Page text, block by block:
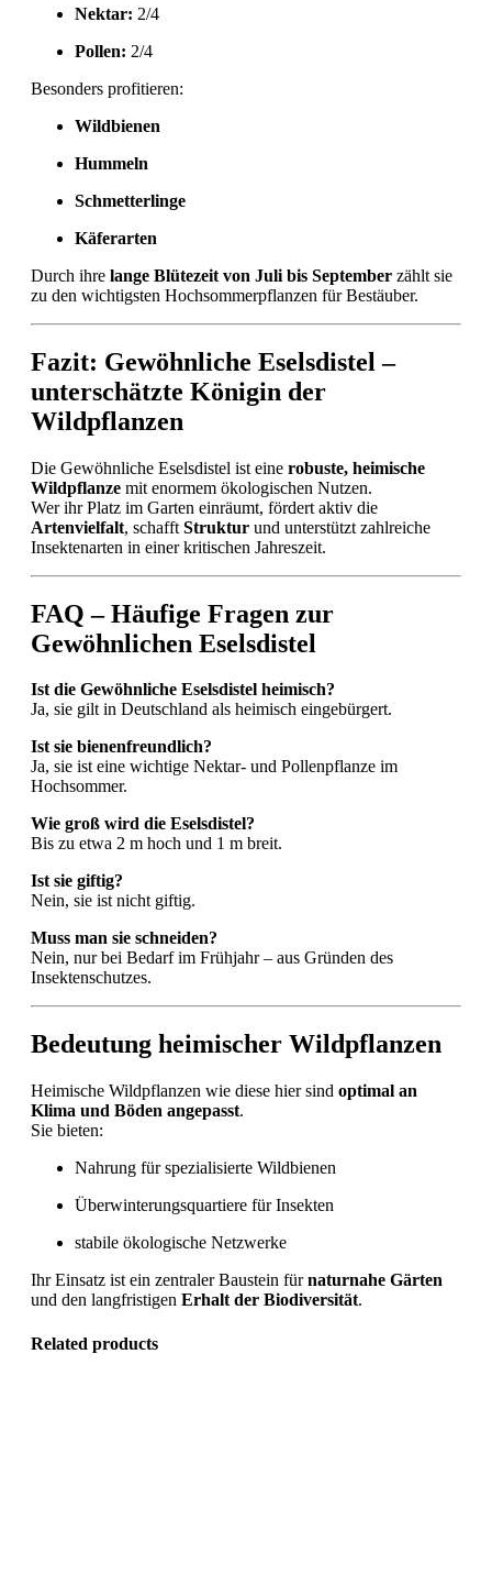
Nektar: 2/4
Pollen: 2/4
Besonders profitieren:
Wildbienen
Hummeln
Schmetterlinge
Käferarten
Durch ihre lange Blütezeit von Juli bis September zählt sie
zu den wichtigsten Hochsommerpflanzen für Bestäuber.
Fazit: Gewöhnliche Eselsdistel –
unterschätzte Königin der
Wildpflanzen
Die Gewöhnliche Eselsdistel ist eine robuste, heimische
Wildpflanze mit enormem ökologischen Nutzen.
Wer ihr Platz im Garten einräumt, fördert aktiv die
Artenvielfalt, schafft Struktur und unterstützt zahlreiche
Insektenarten in einer kritischen Jahreszeit.
FAQ – Häufige Fragen zur
Gewöhnlichen Eselsdistel
Ist die Gewöhnliche Eselsdistel heimisch?
Ja, sie gilt in Deutschland als heimisch eingebürgert.
Ist sie bienenfreundlich?
Ja, sie ist eine wichtige Nektar- und Pollenpflanze im
Hochsommer.
Wie groß wird die Eselsdistel?
Bis zu etwa 2 m hoch und 1 m breit.
Ist sie giftig?
Nein, sie ist nicht giftig.
Muss man sie schneiden?
Nein, nur bei Bedarf im Frühjahr – aus Gründen des
Insektenschutzes.
Bedeutung heimischer Wildpflanzen
Heimische Wildpflanzen wie diese hier sind optimal an
Klima und Böden angepasst.
Sie bieten:
Nahrung für spezialisierte Wildbienen
Überwinterungsquartiere für Insekten
stabile ökologische Netzwerke
Ihr Einsatz ist ein zentraler Baustein fürnaturnahe Gärten
und den langfristigen Erhalt der Biodiversität.
Related products